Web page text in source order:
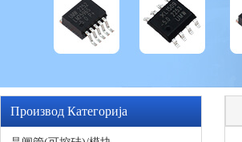
Производ Категорија